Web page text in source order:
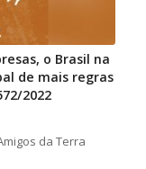
o Brasil na
de mais regras
2022
da Terra